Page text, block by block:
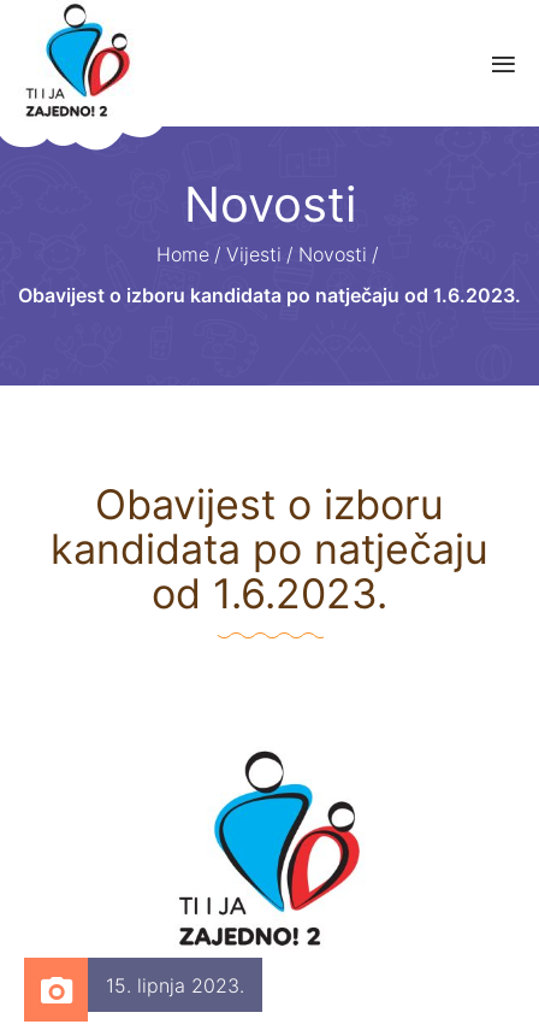
Novosti
Home / Vijesti / Novosti /
Obavijest o izboru kandidata po natječaju od 1.6.2023.
Obavijest o izboru
kandidata po natječaju
od 1.6.2023.
15. lipnja 2023.